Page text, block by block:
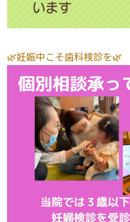
います
🌿妊娠中こそ歯科検診を🌿